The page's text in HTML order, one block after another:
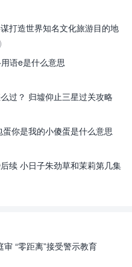
打造世界知名文化旅游目的地
语e是什么意思
过？ 归墟仰止三星过关攻略
你是我的小傻蛋是什么意思
续 小日子朱劲草和茉莉第几集
“零距离”接受警示教育